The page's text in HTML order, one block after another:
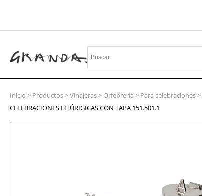
Inicio > Productos>Vinajeras> Orfebrería > Para celebraciones>
CELEBRACIONES LITÚRIGICAS CON TAPA 151.501.1